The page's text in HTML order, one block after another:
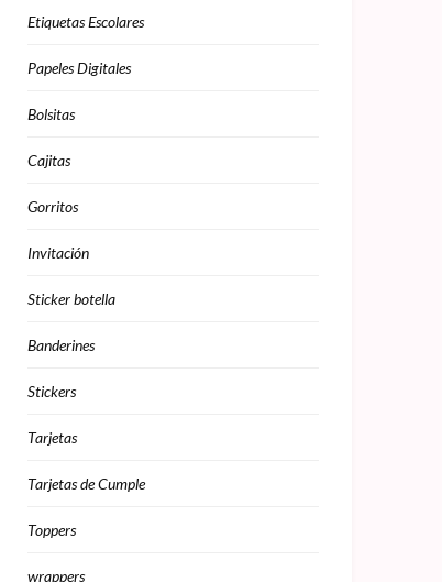
Etiquetas Escolares
Papeles Digitales
Bolsitas
Cajitas
Gorritos
Invitación
Sticker botella
Banderines
Stickers
Tarjetas
Tarjetas de Cumple
Toppers
wrappers